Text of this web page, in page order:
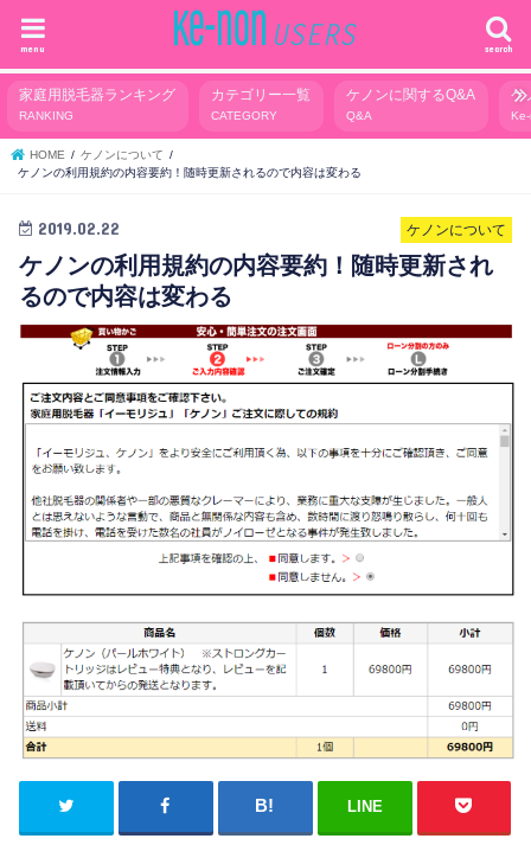
search
menu
家庭用脱毛器ランキング
RANKING
カテゴリー一覧
CATEGORY
ケノンに関するQ&A
Q&A
ケ
HOME
ケノンについて
ケノンの利用規約の内容要約！随時更新されるので内容は変わる
ケノンについて
2019.02.22
ケノンの利用規約の内容要約！随時更新され
るので内容は変わる
LINE